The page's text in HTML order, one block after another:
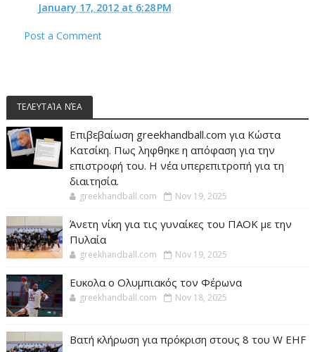
January 17, 2012 at 6:28 PM
Post a Comment
ΤΕΛΕΥΤΑΊΑ ΝΈΑ
Επιβεβαίωση greekhandball.com για Κώστα
Κατσίκη. Πως ληφθηκε η απόφαση για την
επιστροφή του. Η νέα υπερεπιτροπή για τη
διαιτησία.
greekhandball.com Nov 19, 2025
Άνετη νίκη για τις γυναίκες του ΠΑΟΚ με την
Πυλαία
greekhandball.com Nov 19, 2025
Ευκολα ο Ολυμπιακός τον Φέρωνα
greekhandball.com Nov 18, 2025
Βατή κλήρωση για πρόκριση στους 8 του W EHF